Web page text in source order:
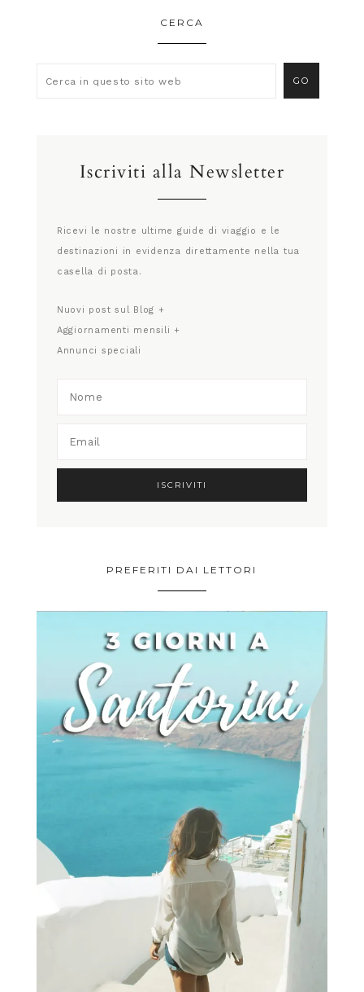
CERCA
Iscriviti alla Newsletter
Ricevi le nostre ultime guide di viaggio e le
destinazioni in evidenza direttamente nella tua
casella di posta.
Nuovi post sul Blog +
Aggiornamenti mensili +
Annunci speciali
PREFERITI DAI LETTORI